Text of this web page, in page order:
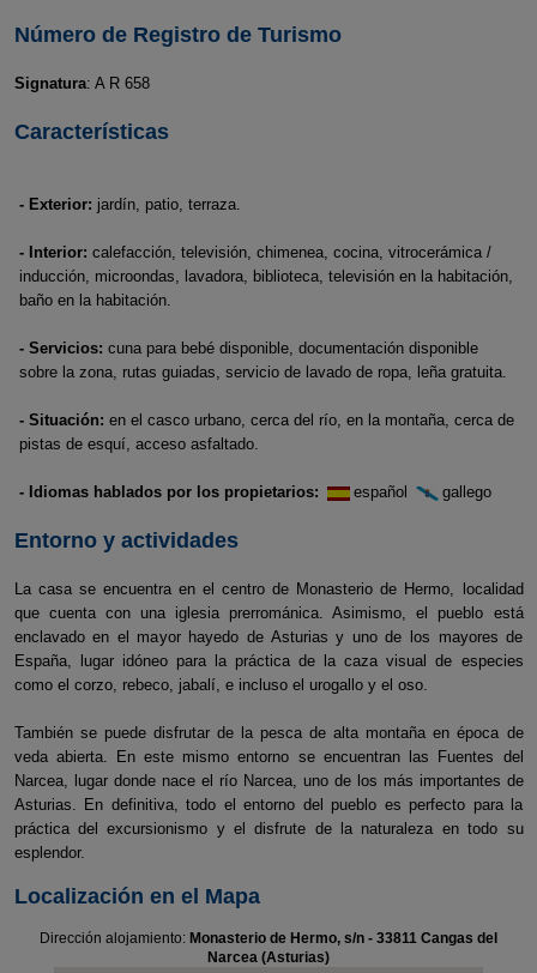
Número de Registro de Turismo
Signatura: A R 658
Características
- Exterior: jardín, patio, terraza.
- Interior: calefacción, televisión, chimenea, cocina, vitrocerámica /
inducción, microondas, lavadora, biblioteca, televisión en la habitación,
baño en la habitación.
- Servicios: cuna para bebé disponible, documentación disponible
sobre la zona, rutas guiadas, servicio de lavado de ropa, leña gratuita.
- Situación: en el casco urbano, cerca del río, en la montaña, cerca de
pistas de esquí, acceso asfaltado.
- Idiomas hablados por los propietarios: español gallego
Entorno y actividades
La casa se encuentra en el centro de Monasterio de Hermo, localidad
que cuenta con una iglesia prerrománica. Asimismo, el pueblo está
enclavado en el mayor hayedo de Asturias y uno de los mayores de
España, lugar idóneo para la práctica de la caza visual de especies
como el corzo, rebeco, jabalí, e incluso el urogallo y el oso.
También se puede disfrutar de la pesca de alta montaña en época de
veda abierta. En este mismo entorno se encuentran las Fuentes del
Narcea, lugar donde nace el río Narcea, uno de los más importantes de
Asturias. En definitiva, todo el entorno del pueblo es perfecto para la
práctica del excursionismo y el disfrute de la naturaleza en todo su
esplendor.
Localización en el Mapa
Dirección alojamiento: Monasterio de Hermo, s/n - 33811 Cangas del
Narcea (Asturias)